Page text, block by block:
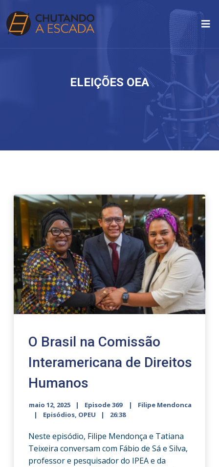
ELEIÇÕES OEA
O Brasil na Comissão
Interamericana de Direitos
Humanos
maio 12, 2025 Episode 369
Filipe Mendonca
Episódios, OPEU 26:38
Neste episódio, Filipe Mendonça e Tatiana
Teixeira conversam com Fábio de Sá e Silva,
professor e pesquisador do IPEA e da